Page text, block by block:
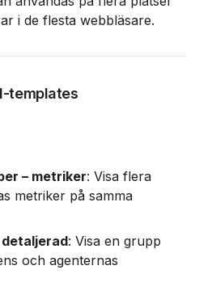
i de flesta webbläsare.
templates
– metriker: Visa flera
metriker på samma
detaljerad: Visa en grupp
och agenternas